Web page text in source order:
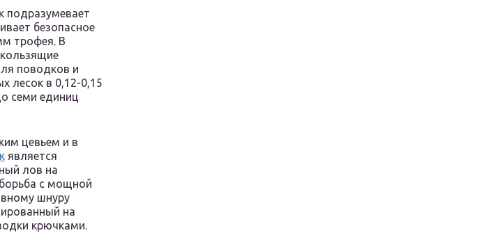
подразумевает
безопасное
трофея. В
поводков и
лесок в 0,12-0,15
семи единиц
цевьем и в
является
лов на
с мощной
шнуру
на
крючками.